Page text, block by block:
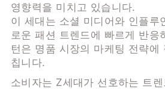
영향력을 미치고 있습니다.
이 세대는 소셜 미디어와 인플루
로운 패션 트렌드에 빠르게 반응
턴은 명품 시장의 마케팅 전략에
칩니다.
소비자는 Z세대가 선호하는 트